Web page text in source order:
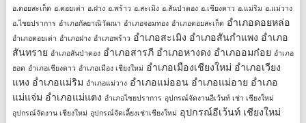
อ.ดอยสะเก็ด อ.ดอยเต่า อ.ฝาง อ.พร้าว อ.สะเมิง อ.สันป่าตอง อ.เชียงดาว อ.แม่ริม อ.แม่วาง
อ.ไชยปราการ อำเภอกัลยาณิวัฒนา อำเภอจอมทอง อำเภอดอยสะเก็ด อำเภอดอยหล่อ
อำเภอดอยเต่า อำเภอฝาง อำเภอพร้าว อำเภอสะเมิง อำเภอสันกำแพง อำเภอ
สันทราย อำเภอสันป่าตอง อำเภอสารภี อำเภอหางดง อำเภออมก๋อย อำเภอ
ฮอด อำเภอเชียงดาว อำเภอเมือง เชียงใหม่ อำเภอเมืองเชียงใหม่ อำเภอเวียง
แหง อำเภอแม่ริม อำเภอแม่วาง อำเภอแม่ออน อำเภอแม่อาย อำเภอ
แม่แจ่ม อำเภอแม่แตง อำเภอไชยปราการ อุปกรณ์จัดงานอีเว้นท์ เช่า เชียงใหม่
อุปกรณ์จัดงาน เชียงใหม่ อุปกรณ์จัดเลี้ยงเช่าเชียงใหม่ อุปกรณ์อีเว้นท์ เชียงใหม่